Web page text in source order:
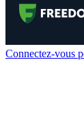
Connectez-vous